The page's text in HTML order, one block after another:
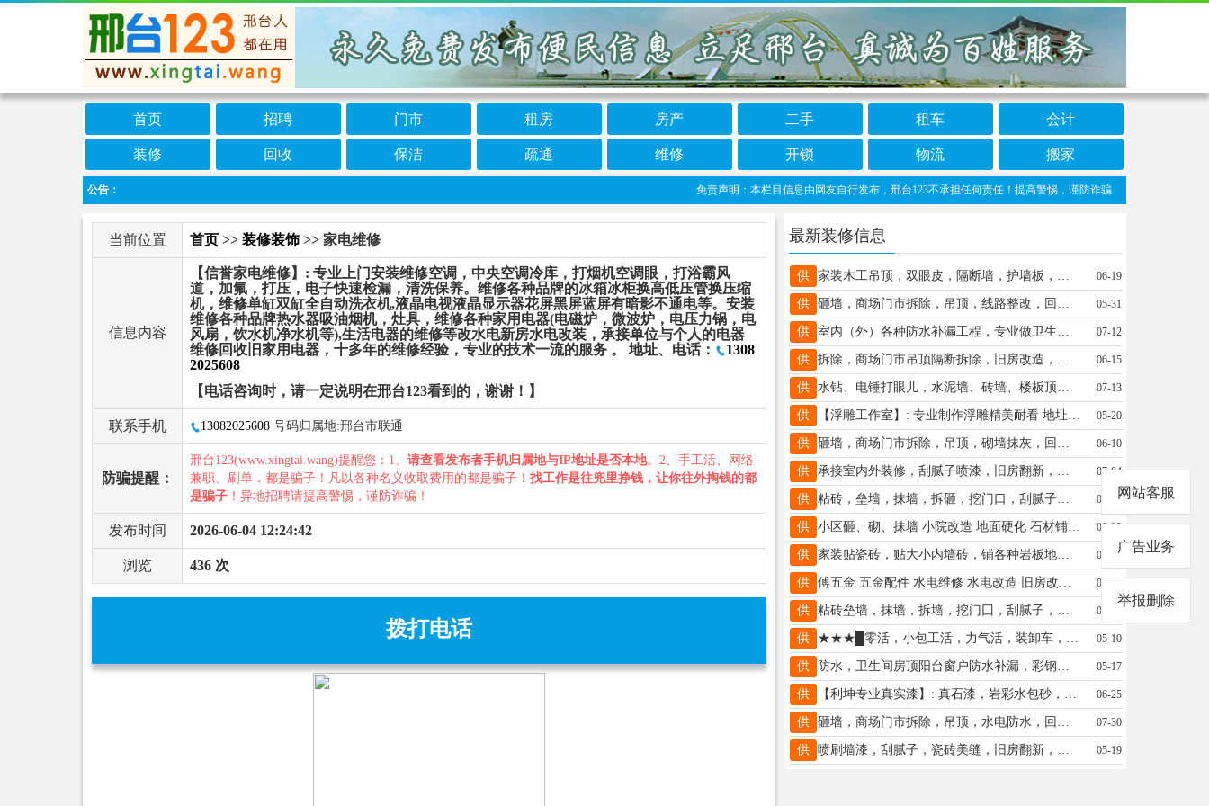
首页 招聘 门市 租房 房产 二手 租车 会计
装修 回收 保洁 疏通 维修 开锁 物流 搬家
公告： 免责声明：本栏目信息由网友自行发布，邢台123不承担任何责任！提高警惕，谨防诈骗！做推广、做信息置顶
当前位置 首页 >> 装修装饰 >> 家电维修
信息内容
【信誉家电维修】: 专业上门安装维修空调，中央空调冷库，打烟机空调眼，打浴霸风
道，加氟，打压，电子快速检漏，清洗保养。维修各种品牌的冰箱冰柜换高低压管换压缩
机，维修单缸双缸全自动洗衣机,液晶电视液晶显示器花屏黑屏蓝屏有暗影不通电等。安装
维修各种品牌热水器吸油烟机，灶具，维修各种家用电器(电磁炉，微波炉，电压力锅，电
风扇，饮水机净水机等),生活电器的维修等改水电新房水电改装，承接单位与个人的电器
维修回收旧家用电器，十多年的维修经验，专业的技术一流的服务 。 地址、电话：
1308
2025608
【电话咨询时，请一定说明在邢台123看到的，谢谢！】
联系手机 13082025608 号码归属地:邢台市联通
防骗提醒：
邢台123(www.xingtai.wang)提醒您：1、 请查看发布者手机归属地与IP地址是否本地。2、手工活、网络
兼职、刷单，都是骗子！凡以各种名义收取费用的都是骗子！ 找工作是往兜里挣钱，让你往外掏钱的都
是骗子 ！异地招聘请提高警惕，谨防诈骗！
发布时间 2026-06-04 12:24:42
浏览 436 次
拨打电话
最新装修信息
供 家装木工吊顶，双眼皮，隔断墙，护墙板，各种木工活，13933745945 06-19
供 砸墙，商场门市拆除，吊顶，线路整改，回收拆除门窗，拆墙砖地砖，开堵门口，保温回填各种杂活，15031900454微 05-31
供 室内（外）各种防水补漏工程，专业做卫生间防水，质量保证，诚实守信。联系人15028912178王师傅 07-12
供 拆除，商场门市吊顶隔断拆除，旧房改造，回收拆除门窗，拆墙砖地砖开堵门口，保温回填各种杂活，15731987263张 06-15
供 水钻、电锤打眼儿，水泥墙、砖墙、楼板顶、橱柜、台面、各个口径都可以打，维修水电暖、空调，电话15227607143 07-13
供 【浮雕工作室】: 专业制作浮雕精美耐看 地址、电话：13903196306 05-20
供 砸墙，商场门市拆除，吊顶，砌墙抹灰，回收拆除门窗，起瓷砖起保温，开堵门口，回填各种杂活，13230969615 06-10
供 承接室内外装修，刮腻子喷漆，旧房翻新，彩钢瓦翻新，保温抗裂砂浆，仿石漆水包砂，真石漆。电话15833645858 07-04
供 粘砖，垒墙，抹墙，拆砸，挖门口，刮腻子，抹涂料，上下水，干零活。价格合理。 13231908138 05-29
供 小区砸、砌、抹墙 小院改造 地面硬化 石材铺装 民房拆建 拆除路面 瓷砖 开门洞 改下水道 18032978017 06-22
供 家装贴瓷砖，贴大小内墙砖，铺各种岩板地板砖粘楼梯，工装贴瓷砖，活细价优，有二十多年铺砖经验，电13931907847 06-11
供 傅五金 五金配件 水电维修 水电改造 旧房改造 灯具安装维修各种门窗安装维修 家具维修 13931955912牟师傅 05-24
供 粘砖垒墙，抹墙，拆墙，挖门囗，刮腻子，干零活，价格合理。手机号:13131963730 06-22
供 ★★★█零活，小包工活，力气活，装卸车，上下楼，搬运，邢台市区，随叫随到，人靠谱█。15703295359 05-10
供 防水，卫生间房顶阳台窗户防水补漏，彩钢瓦翻新，内外墙粉刷，承诺滴水不漏的保证微信同号 18503198339 05-17
供 【利坤专业真实漆】: 真石漆，岩彩水包砂，水包水，平涂喷涂，旧楼翻新，Eps线条浮雕等 电话13780596726 地址、电话：13780596726 06-25
供 砸墙，商场门市拆除，吊顶，水电防水，回收拆除门窗，拆墙砖地砖，开堵门口，保温回填各种杂活，15031900454微 07-30
供 喷刷墙漆，刮腻子，瓷砖美缝，旧房翻新，价格合理，电话13653293525 05-19
网站客服
广告业务
举报删除